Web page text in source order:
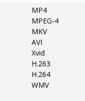
MP4
MPEG-4
MKV
AVI
Xvid
H.263
H.264
WMV